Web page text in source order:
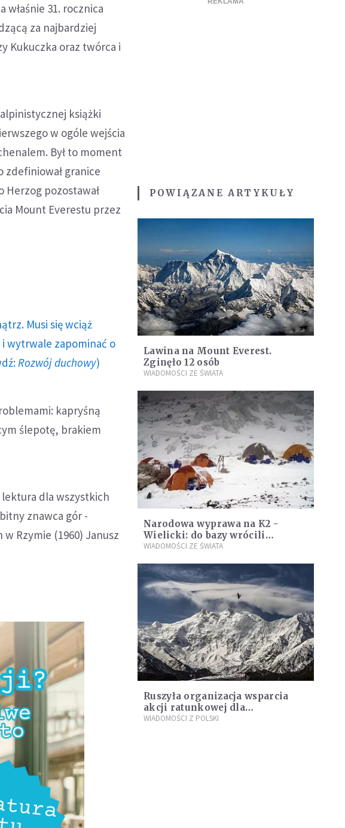
właśnie 31. rocznica
za najbardziej
Kukuczka oraz twórca i
książki
w ogóle wejścia
Był to moment
granice
Herzog pozostawał
Mount Everestu przez
Musi się wciąż
wytrwale zapominać o
Rozwój duchowy)
kapryśną
ślepotę, brakiem
dla wszystkich
znawca gór -
Rzymie (1960) Janusz
POWIĄZANE ARTYKUŁY
Lawina na Mount Everest.
Zginęło 12 osób
WIADOMOŚCI ZE ŚWIATA
Narodowa wyprawa na K2 -
Wielicki: do bazy wrócili
uczestnicy akcji ratunkowej na
WIADOMOŚCI ZE ŚWIATA
Ruszyła organizacja wsparcia
akcji ratunkowej dla
himalaistów - Polaka i
WIADOMOŚCI Z POLSKI